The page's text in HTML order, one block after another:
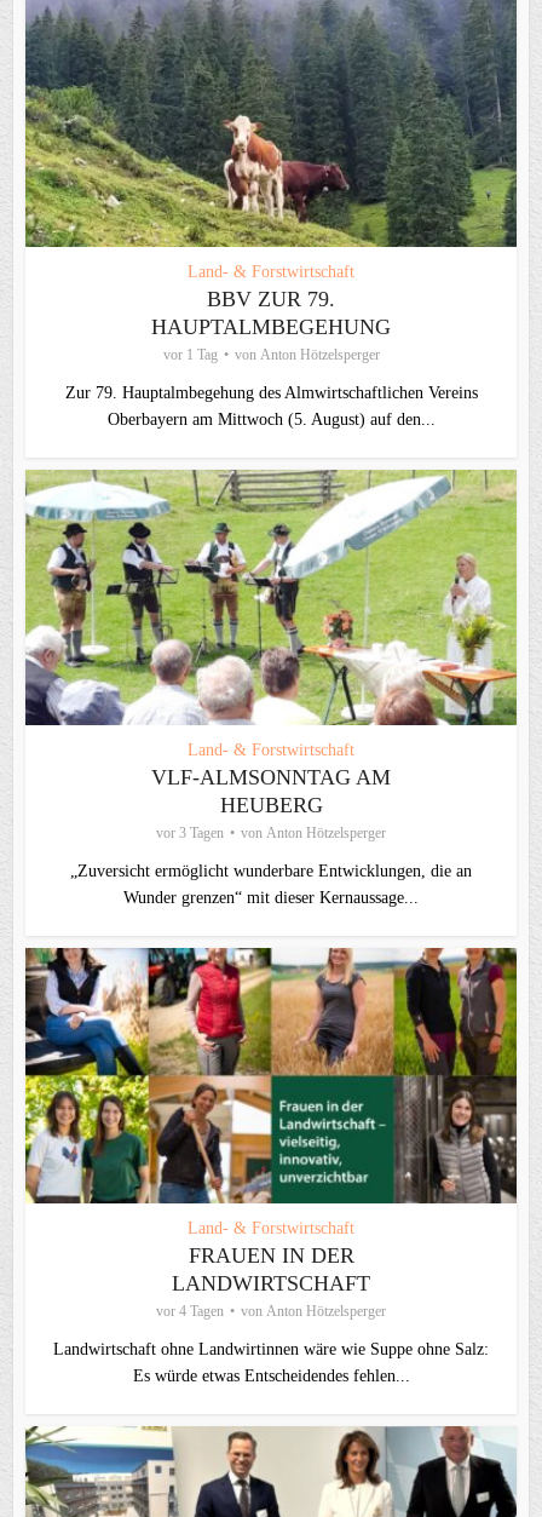
Land- & Forstwirtschaft
BBV ZUR 79.
HAUPTALMBEGEHUNG
vor 1 Tag von Anton Hötzelsperger
Zur 79. Hauptalmbegehung des Almwirtschaftlichen Vereins
Oberbayern am Mittwoch (5. August) auf den...
Land- & Forstwirtschaft
VLF-ALMSONNTAG AM
HEUBERG
vor 3 Tagen von Anton Hötzelsperger
„Zuversicht ermöglicht wunderbare Entwicklungen, die an
Wunder grenzen“ mit dieser Kernaussage...
Land- & Forstwirtschaft
FRAUEN IN DER
LANDWIRTSCHAFT
vor 4 Tagen von Anton Hötzelsperger
Landwirtschaft ohne Landwirtinnen wäre wie Suppe ohne Salz:
Es würde etwas Entscheidendes fehlen...